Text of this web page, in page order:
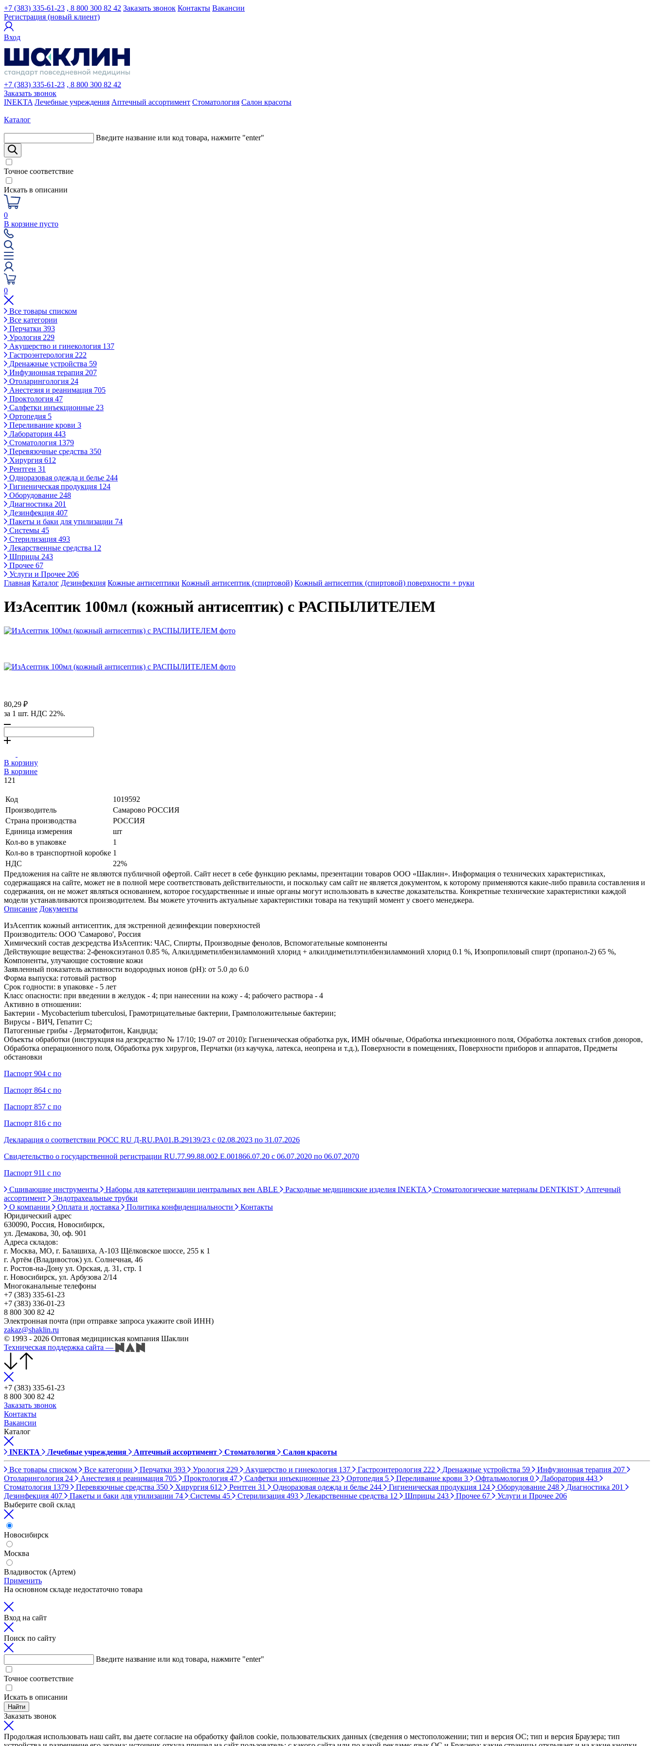
+7 (383) 335-61-23 , 8 800 300 82 42 Заказать звонок Контакты Вакансии
Регистрация (новый клиент)
Вход
+7 (383) 335-61-23 , 8 800 300 82 42
Заказать звонок
INEKTA Лечебные учреждения Аптечный ассортимент Стоматология Салон красоты
Каталог
Введите название или код товара, нажмите "enter"
Точное соответствие
Искать в описании
0
В корзине пусто
0
Все товары списком
Все категории
Перчатки 393
Урология 229
Акушерство и гинекология 137
Гастроэнтерология 222
Дренажные устройства 59
Инфузионная терапия 207
Отоларингология 24
Анестезия и реанимация 705
Проктология 47
Салфетки инъекционные 23
Ортопедия 5
Переливание крови 3
Лаборатория 443
Стоматология 1379
Перевязочные средства 350
Хирургия 612
Рентген 31
Одноразовая одежда и белье 244
Гигиеническая продукция 124
Оборудование 248
Диагностика 201
Дезинфекция 407
Пакеты и баки для утилизации 74
Системы 45
Стерилизация 493
Лекарственные средства 12
Шприцы 243
Прочее 67
Услуги и Прочее 206
Главная Каталог Дезинфекция Кожные антисептики Кожный антисептик (спиртовой) Кожный антисептик (спиртовой) поверхности + руки
ИзАсептик 100мл (кожный антисептик) с РАСПЫЛИТЕЛЕМ
80,29 ₽
за 1 шт. НДС 22%.
В корзину
В корзине
121
Код
1019592
Производитель
Самарово РОССИЯ
Страна производства
РОССИЯ
Единица измерения
шт
Кол-во в упаковке
1
Кол-во в транспортной коробке 1
НДС
22%
Предложения на сайте не являются публичной офертой. Сайт несет в себе функцию рекламы, презентации товаров ООО «Шаклин». Информация о технических характеристиках,
содержащаяся на сайте, может не в полной мере соответствовать действительности, и поскольку сам сайт не является документом, к которому применяются какие-либо правила составления и
содержания, он не может являться основанием, которое государственные и иные органы могут использовать в качестве доказательства. Конкретные технические характеристики каждой
модели устанавливаются производителем. Вы можете уточнить актуальные характеристики товара на текущий момент у своего менеджера.
Описание Документы
ИзАсептик кожный антисептик, для экстренной дезинфекции поверхностей
Производитель: ООО 'Самарово', Россия
Химический состав дезсредства ИзАсептик: ЧАС, Спирты, Производные фенолов, Вспомогательные компоненты
Действующие вещества: 2-феноксиэтанол 0.85 %, Алкилдиметилбензиламмоний хлорид + алкилдиметилэтилбензиламмоний хлорид 0.1 %, Изопропиловый спирт (пропанол-2) 65 %,
Компоненты, улучающие состояние кожи
Заявленный показатель активности водородных ионов (pH): от 5.0 до 6.0
Форма выпуска: готовый раствор
Срок годности: в упаковке - 5 лет
Класс опасности: при введении в желудок - 4; при нанесении на кожу - 4; рабочего раствора - 4
Активно в отношении:
Бактерии - Mycobacterium tuberculosi, Грамотрицательные бактерии, Грамположительные бактерии;
Вирусы - ВИЧ, Гепатит С;
Патогенные грибы - Дерматофитон, Кандида;
Объекты обработки (инструкция на дезсредство № 17/10; 19-07 от 2010): Гигиеническая обработка рук, ИМН обычные, Обработка инъекционного поля, Обработка локтевых сгибов доноров,
Обработка операционного поля, Обработка рук хирургов, Перчатки (из каучука, латекса, неопрена и т.д.), Поверхности в помещениях, Поверхности приборов и аппаратов, Предметы
обстановки
Паспорт 904 с по
Паспорт 864 с по
Паспорт 857 с по
Паспорт 816 с по
Декларация о соответствии РОСС RU Д-RU.РА01.В.29139/23 с 02.08.2023 по 31.07.2026
Свидетельство о государственной регистрации RU.77.99.88.002.Е.001866.07.20 с 06.07.2020 по 06.07.2070
Паспорт 911 с по
Сшивающие инструменты
Наборы для катетеризации центральных вен ABLE Расходные медицинские изделия INEKTA Стоматологические материалы DENTKIST
Аптечный
ассортимент
Эндотрахеальные трубки
О компании
Оплата и доставка Политика конфиденциальности
Контакты
Юридический адрес
630090, Россия, Новосибирск,
ул. Демакова, 30, оф. 901
Адреса складов:
г. Москва, МО, г. Балашиха, А-103 Щёлковское шоссе, 255 к 1
г. Артём (Владивосток) ул. Солнечная, 46
г. Ростов-на-Дону ул. Орская, д. 31, стр. 1
г. Новосибирск, ул. Арбузова 2/14
Многоканальные телефоны
+7 (383) 335-61-23
+7 (383) 336-01-23
8 800 300 82 42
Электронная почта (при отправке запроса укажите свой ИНН)
zakaz@shaklin.ru
© 1993 - 2026 Оптовая медицинская компания Шаклин
Техническая поддержка сайта —
+7 (383) 335-61-23
8 800 300 82 42
Заказать звонок
Контакты
Вакансии
Каталог
INEKTA Лечебные учреждения Аптечный ассортимент Стоматология Салон красоты
Все товары списком Все категории Перчатки 393 Урология 229 Акушерство и гинекология 137 Гастроэнтерология 222 Дренажные устройства 59 Инфузионная терапия 207
Отоларингология 24 Анестезия и реанимация 705 Проктология 47 Салфетки инъекционные 23 Ортопедия 5 Переливание крови 3 Офтальмология 0 Лаборатория 443
Стоматология 1379 Перевязочные средства 350 Хирургия 612 Рентген 31 Одноразовая одежда и белье 244 Гигиеническая продукция 124 Оборудование 248 Диагностика 201
Дезинфекция 407 Пакеты и баки для утилизации 74 Системы 45 Стерилизация 493 Лекарственные средства 12 Шприцы 243 Прочее 67 Услуги и Прочее 206
Выберите свой склад
Новосибирск
Москва
Владивосток (Артем)
Применить
На основном складе недостаточно товара
Вход на сайт
Поиск по сайту
Введите название или код товара, нажмите "enter"
Точное соответствие
Искать в описании
Найти
Заказать звонок
Продолжая использовать наш сайт, вы даете согласие на обработку файлов cookie, пользовательских данных (сведения о местоположении; тип и версия ОС; тип и версия Браузера; тип